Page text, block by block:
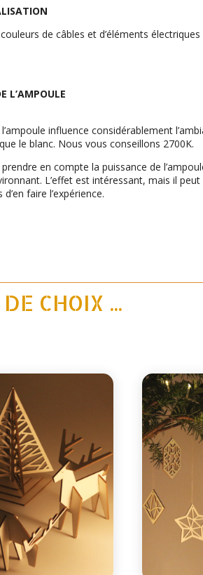
de câbles et d’éléments
L’AMPOULE
influence considérablement
le blanc. Nous vous conseillons 2700K.
en compte la puissance de
L’effet est intéressant, mais il
faire l’expérience.
CHOIX ...